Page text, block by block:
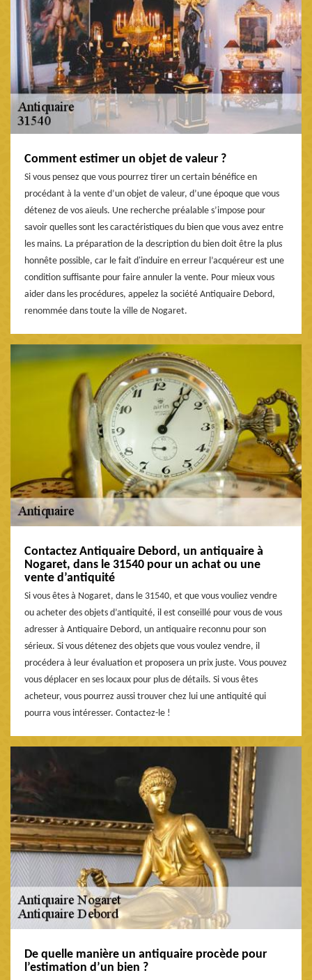
Comment estimer un objet de valeur ?
Si vous pensez que vous pourrez tirer un certain bénéfice en
procédant à la vente d’un objet de valeur, d’une époque que vous
détenez de vos aïeuls. Une recherche préalable s’impose pour
savoir quelles sont les caractéristiques du bien que vous avez entre
les mains. La préparation de la description du bien doit être la plus
honnête possible, car le fait d'induire en erreur l’acquéreur est une
condition suffisante pour faire annuler la vente. Pour mieux vous
aider dans les procédures, appelez la société Antiquaire Debord,
renommée dans toute la ville de Nogaret.
Contactez Antiquaire Debord, un antiquaire à
Nogaret, dans le 31540 pour un achat ou une
vente d’antiquité
Si vous êtes à Nogaret, dans le 31540, et que vous vouliez vendre
ou acheter des objets d’antiquité, il est conseillé pour vous de vous
adresser à Antiquaire Debord, un antiquaire reconnu pour son
sérieux. Si vous détenez des objets que vous voulez vendre, il
procédera à leur évaluation et proposera un prix juste. Vous pouvez
vous déplacer en ses locaux pour plus de détails. Si vous êtes
acheteur, vous pourrez aussi trouver chez lui une antiquité qui
pourra vous intéresser. Contactez-le !
De quelle manière un antiquaire procède pour
l’estimation d’un bien ?